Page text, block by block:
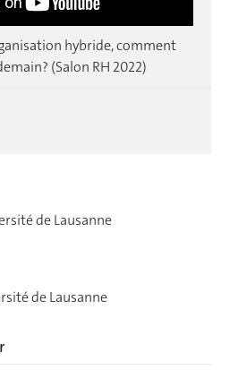
hybride, comment
(Salon RH 2022)
de Lausanne
de Lausanne